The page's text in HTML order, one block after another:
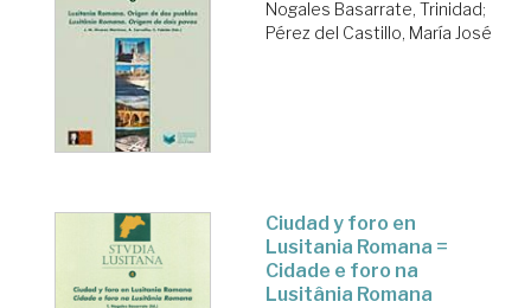
Nogales Basarrate, Trinidad;
Pérez del Castillo, María José
Ciudad y foro en
Lusitania Romana =
Cidade e foro na
Lusitânia Romana